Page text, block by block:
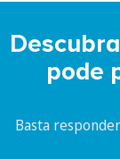
pode
Basta